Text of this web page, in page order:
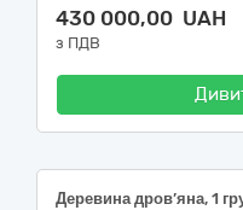
430 000,00 UAH
з ПДВ